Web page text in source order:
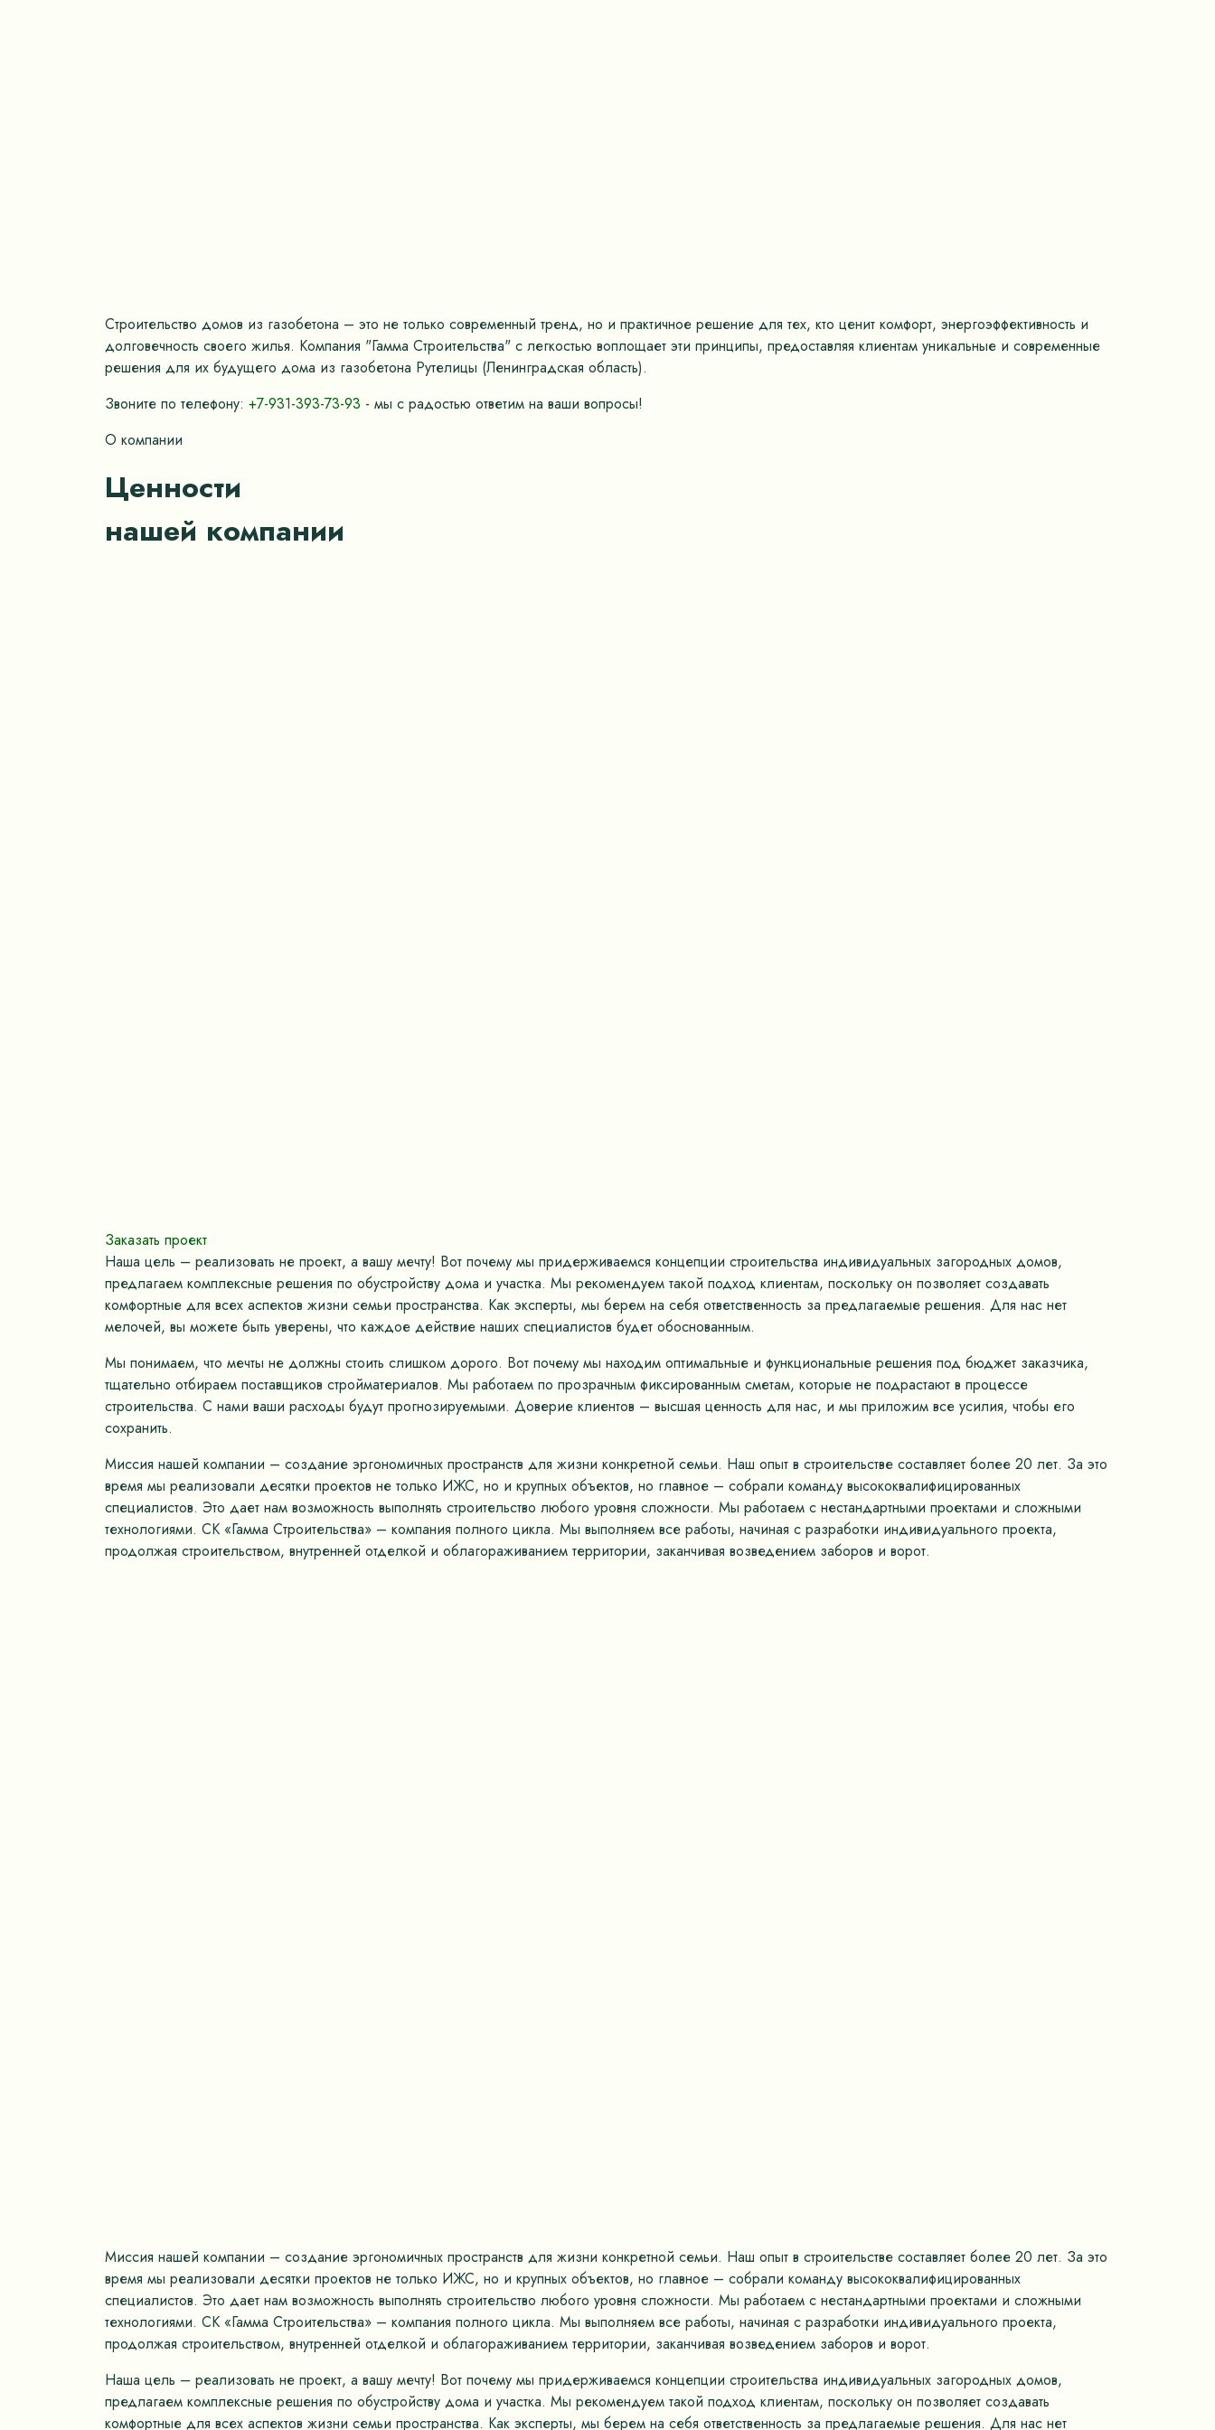
Строительство домов из газобетона – это не только современный тренд, но и практичное решение для тех, кто ценит комфорт, энергоэффективность и
долговечность своего жилья. Компания "Гамма Строительства" с легкостью воплощает эти принципы, предоставляя клиентам уникальные и современные
решения для их будущего дома из газобетона Рутелицы (Ленинградская область).
Звоните по телефону: +7-931-393-73-93 - мы с радостью ответим на ваши вопросы!
О компании
Ценности
нашей компании
Заказать проект
Наша цель – реализовать не проект, а вашу мечту! Вот почему мы придерживаемся концепции строительства индивидуальных загородных домов,
предлагаем комплексные решения по обустройству дома и участка. Мы рекомендуем такой подход клиентам, поскольку он позволяет создавать
комфортные для всех аспектов жизни семьи пространства. Как эксперты, мы берем на себя ответственность за предлагаемые решения. Для нас нет
мелочей, вы можете быть уверены, что каждое действие наших специалистов будет обоснованным.
Мы понимаем, что мечты не должны стоить слишком дорого. Вот почему мы находим оптимальные и функциональные решения под бюджет заказчика,
тщательно отбираем поставщиков стройматериалов. Мы работаем по прозрачным фиксированным сметам, которые не подрастают в процессе
строительства. С нами ваши расходы будут прогнозируемыми. Доверие клиентов – высшая ценность для нас, и мы приложим все усилия, чтобы его
сохранить.
Миссия нашей компании – создание эргономичных пространств для жизни конкретной семьи. Наш опыт в строительстве составляет более 20 лет. За это
время мы реализовали десятки проектов не только ИЖС, но и крупных объектов, но главное – собрали команду высококвалифицированных
специалистов. Это дает нам возможность выполнять строительство любого уровня сложности. Мы работаем с нестандартными проектами и сложными
технологиями. СК «Гамма Строительства» – компания полного цикла. Мы выполняем все работы, начиная с разработки индивидуального проекта,
продолжая строительством, внутренней отделкой и облагораживанием территории, заканчивая возведением заборов и ворот.
Миссия нашей компании – создание эргономичных пространств для жизни конкретной семьи. Наш опыт в строительстве составляет более 20 лет. За это
время мы реализовали десятки проектов не только ИЖС, но и крупных объектов, но главное – собрали команду высококвалифицированных
специалистов. Это дает нам возможность выполнять строительство любого уровня сложности. Мы работаем с нестандартными проектами и сложными
технологиями. СК «Гамма Строительства» – компания полного цикла. Мы выполняем все работы, начиная с разработки индивидуального проекта,
продолжая строительством, внутренней отделкой и облагораживанием территории, заканчивая возведением заборов и ворот.
Наша цель – реализовать не проект, а вашу мечту! Вот почему мы придерживаемся концепции строительства индивидуальных загородных домов,
предлагаем комплексные решения по обустройству дома и участка. Мы рекомендуем такой подход клиентам, поскольку он позволяет создавать
комфортные для всех аспектов жизни семьи пространства. Как эксперты, мы берем на себя ответственность за предлагаемые решения. Для нас нет